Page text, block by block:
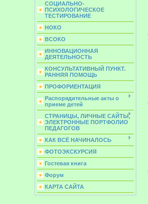
СОЦИАЛЬНО-
ПСИХОЛОГИЧЕСКОЕ
ТЕСТИРОВАНИЕ
НОКО
ВСОКО
ИННОВАЦИОННАЯ
ДЕЯТЕЛЬНОСТЬ
КОНСУЛЬТАТИВНЫЙ ПУНКТ.
РАННЯЯ ПОМОЩЬ
ПРОФОРИЕНТАЦИЯ
Распорядительные акты о
приеме детей
СТРАНИЦЫ, ЛИЧНЫЕ САЙТЫ,
ЭЛЕКТРОННЫЕ ПОРТФОЛИО
ПЕДАГОГОВ
КАК ВСЁ НАЧИНАЛОСЬ
ФОТОЭКСКУРСИЯ
Гостевая книга
Форум
КАРТА САЙТА